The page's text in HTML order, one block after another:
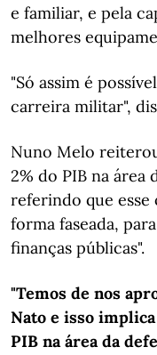
e familiar, e pela
melhores
"Só assim é
carreira militar",
Nuno Melo
2% do PIB na área
referindo que
forma faseada,
finanças públicas".
"Temos de nos
Nato e isso
PIB na área da